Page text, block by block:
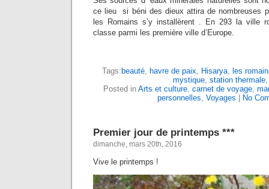
ce lieu si béni des dieux attira de nombreuses
les Romains s’y installèrent . En 293 la ville
classe parmi les première ville d’Europe.
Tags:beauté, havre de paix Hisarya, les
mystique station thermale
Posted in Arts et culture carnet de voyage
personnelles Voyages | No
Premier jour de printemps ***
dimanche, mars 20th, 2016
Vive le printemps !